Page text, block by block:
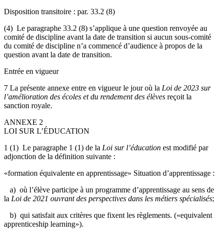
Disposition transitoire : par. 33.2 (8)
(4) Le paragraphe 33.2 (8) s’applique à une question renvoyée au
comité de discipline avant la date de transition si aucun sous-comité
du comité de discipline n’a commencé d’audience à propos de la
question avant la date de transition.
Entrée en vigueur
7 La présente annexe entre en vigueur le jour où la Loi de 2023 sur
l’amélioration des écoles et du rendement des élèves reçoit la
sanction royale.
ANNEXE 2
LOI SUR L’ÉDUCATION
1 (1) Le paragraphe 1 (1) de la Loi sur l’éducation est modifié par
adjonction de la définition suivante :
«formation équivalente en apprentissage» Situation d’apprentissage :
a) où l’élève participe à un programme d’apprentissage au sens de
la Loi de 2021 ouvrant des perspectives dans les métiers spécialisés;
b) qui satisfait aux critères que fixent les règlements. («equivalent
apprenticeship learning»).